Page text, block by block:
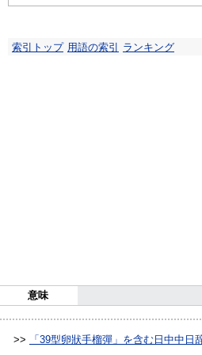
索引トップ 用語の索引 ランキング
意味
>> 「39型卵狀手榴彈」を含む日中中日